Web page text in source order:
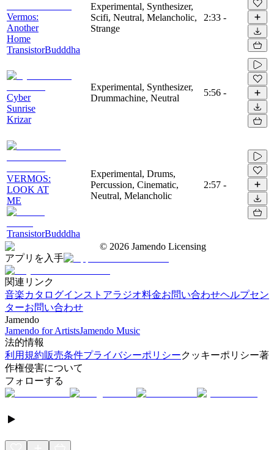
Vermos:
Another
Home
TransistorBudddha
Experimental, Synthesizer,
Scifi, Neutral, Melancholic,
Strange
2:33 -
Cyber
Sunrise
Krizar
Experimental, Synthesizer,
Drummachine, Neutral
5:56 -
VERMOS:
LOOK AT
ME
TransistorBudddha
Experimental, Drums,
Percussion, Cinematic,
Neutral, Melancholic
2:57 -
© 2026 Jamendo Licensing
アプリを入手
関連リンク
音楽カタログインストアラジオ料金お問い合わせヘルプセン
ターお問い合わせ
Jamendo
Jamendo for ArtistsJamendo Music
法的情報
利用規約販売条件プライバシーポリシークッキーポリシー著
作権侵害について
フォローする